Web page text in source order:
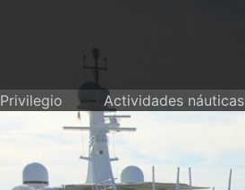
Privilegio Actividades náuticas